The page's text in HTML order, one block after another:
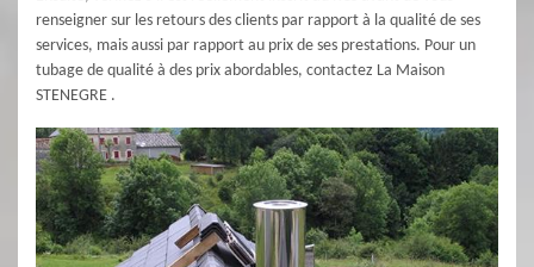
renseigner sur les retours des clients par rapport à la qualité de ses
services, mais aussi par rapport au prix de ses prestations. Pour un
tubage de qualité à des prix abordables, contactez La Maison
STENEGRE .